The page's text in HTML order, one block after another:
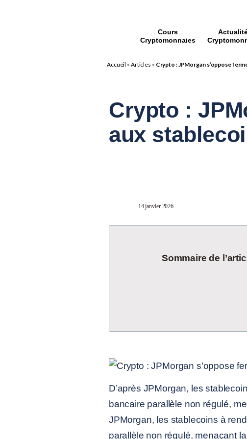
Cours
Cryptomonnaies
Accueil » Articles » Crypto : JPMorgan s’oppose
Crypto :
aux
14 janvier 2026
Sommaire de
D’après JPMorgan, les
bancaire parallèle non régulé,
JPMorgan, les stablecoins à
parallèle non régulé, menaçant la